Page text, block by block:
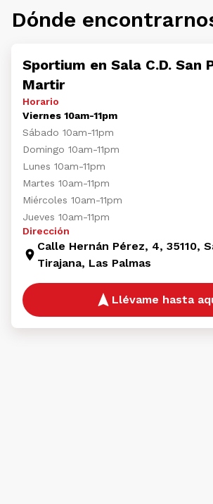
Dónde
Sportium en Sala C.D. San
Martir
Horario
Viernes 10am-11pm
Sábado 10am-11pm
Domingo 10am-11pm
Lunes 10am-11pm
Martes 10am-11pm
Miércoles 10am-11pm
Jueves 10am-11pm
Dirección
Calle Hernán Pérez, 4, 35110,
Tirajana, Las Palmas
Llévame hasta